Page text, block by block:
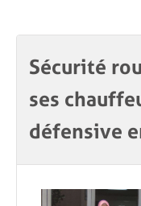
Language
Login
Sécurité
ses
défensive